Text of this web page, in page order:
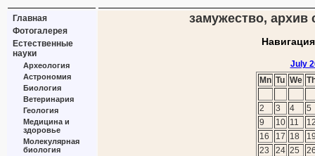
Главная
Фотогалерея
Естественные
науки
Археология
Астрономия
Биология
Ветеринария
Геология
Медицина и
здоровье
Молекулярная
биология
замужество, архив
July
Mn Tu We
2 3 4
5
9
10 11
16
17 18
23
24 25